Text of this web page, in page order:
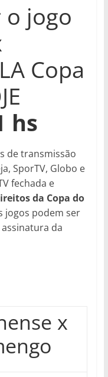
o jogo
Copa
hs
de transmissão
SporTV, Globo e
fechada e
da Copa do
jogos podem ser
da
x